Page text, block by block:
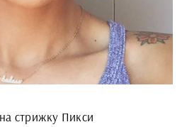
стрижку Пикси